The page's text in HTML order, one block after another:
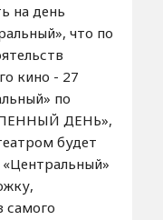
на день
что по
кино - 27
по
ДЕНЬ»,
будет
самого